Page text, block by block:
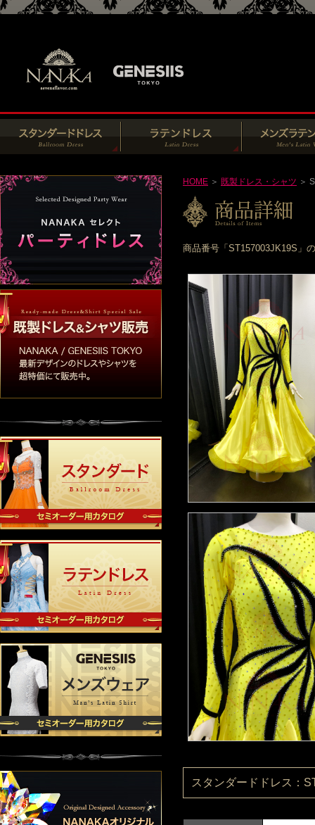
HOME ＞ 既製ドレス・シャツ ＞
商品番号「ST157003JK19S」
スタンダードドレス：